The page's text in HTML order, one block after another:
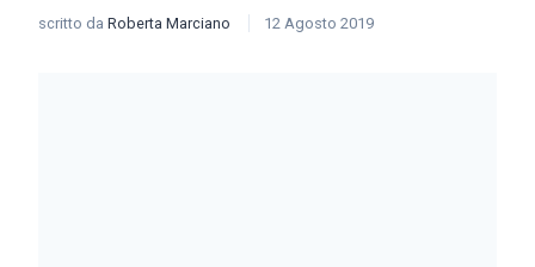
scritto da Roberta Marciano 12 Agosto 2019